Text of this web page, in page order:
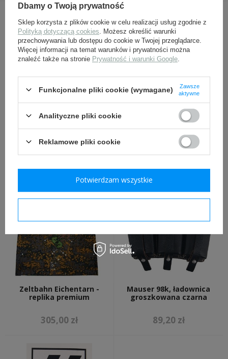
INNI Z TYM PRODUKTEM KUPILI
TAKŻE:
Pokrowiec na hełm,
Eichentarn
108,00 zł
Bluza maskująca SS
Eichentarn - liść dębu
329,00 zł
Zeltbahn Eichentarn -
replika premium
305,00 zł
Mauser 98k, ładownica
groszkowana czarna
89,20 zł
Dbamy o Twoją prywatność
Sklep korzysta z plików cookie w celu realizacji usług zgodnie z
Polityką dotyczącą cookies . Możesz określić warunki
przechowywania lub dostępu do cookie w Twojej przeglądarce.
Więcej informacji na temat warunków i prywatności można
znaleźć także na stronie Prywatność i warunki Google
Funkcjonalne pliki cookie (wymagane)
Zawsze
aktywne
Analityczne pliki cookie
Reklamowe pliki cookie
Potwierdzam wszystkie